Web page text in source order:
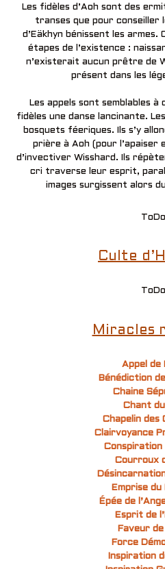
Les fidèles d’Aoh sont des
transes que pour conseiller
d’Eäkhyn bénissent les armes.
étapes de l’existence :
n’existerait aucun prêtre de
présent dans les
Les appels sont semblables à
fidèles une danse lancinante.
bosquets féeriques. Ils s’y
prière à Aoh (pour
d’invectiver Wisshard. Ils
cri traverse leur esprit,
images surgissent alors
ToDo
Culte
ToDo
Miracles
Appel de
Bénédiction
Chaine
Chant
Chapelin des
Clairvoyance
Conspiration
Courroux
Emprise du
Épée de
Esprit de
Faveur de
Force
Inspiration